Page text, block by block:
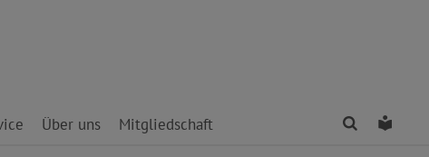
Über uns Mitgliedschaft Finden